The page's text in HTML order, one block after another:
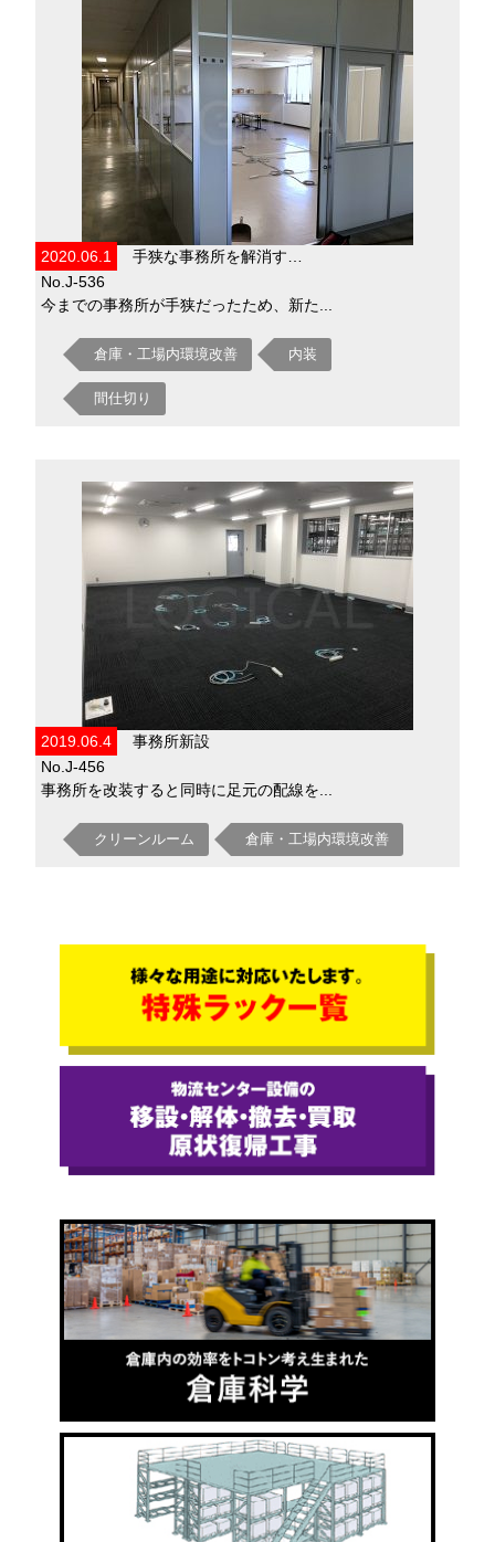
2020.06.1
手狭な事務所を解消す…
No.J-536
今までの事務所が手狭だったため、新た...
倉庫・工場内環境改善 内装
間仕切り
2019.06.4
事務所新設
No.J-456
事務所を改装すると同時に足元の配線を...
クリーンルーム 倉庫・工場内環境改善